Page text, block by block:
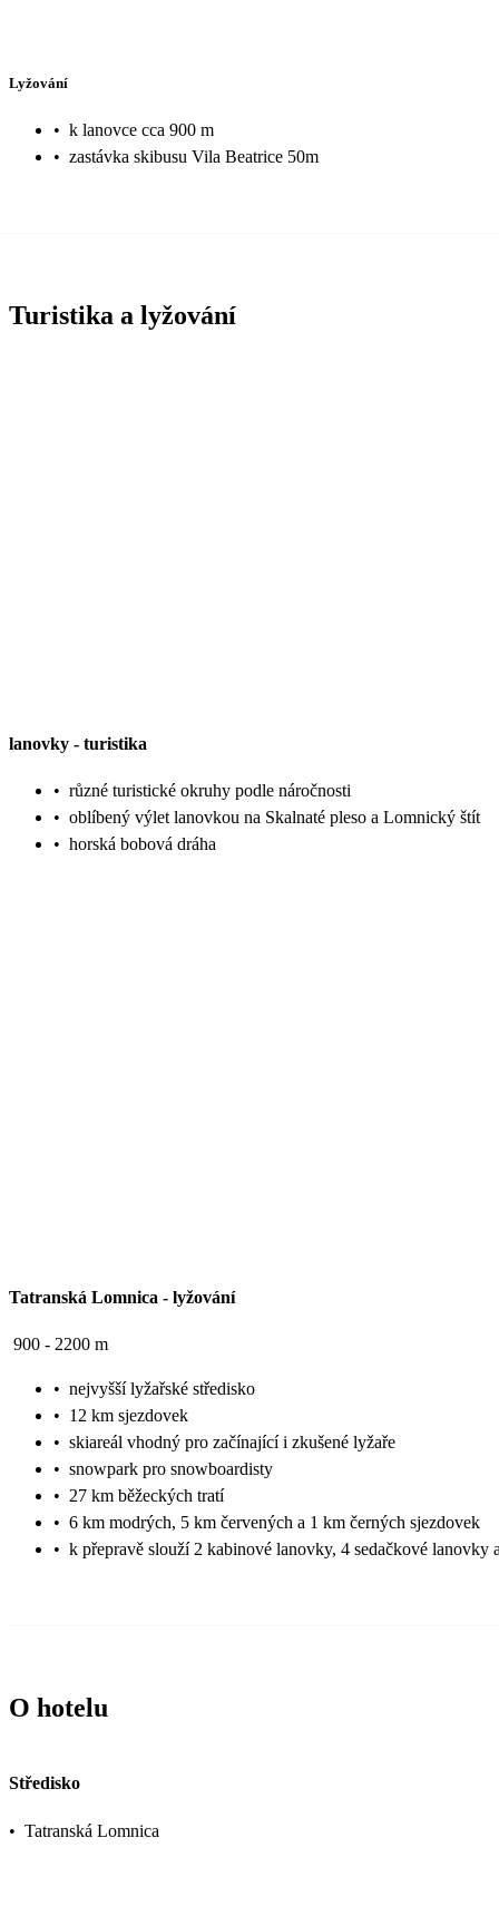
Lyžování
• k lanovce cca 900 m
• zastávka skibusu Vila Beatrice 50m
Turistika a lyžování
lanovky - turistika
• různé turistické okruhy podle náročnosti
• oblíbený výlet lanovkou na Skalnaté pleso a Lomnický štít
• horská bobová dráha
Tatranská Lomnica - lyžování
900 - 2200 m
• nejvyšší lyžařské středisko
• 12 km sjezdovek
• skiareál vhodný pro začínající i zkušené lyžaře
• snowpark pro snowboardisty
• 27 km běžeckých tratí
• 6 km modrých, 5 km červených a 1 km černých sjezdovek
• k přepravě slouží 2 kabinové lanovky, 4 sedačkové lanovky
O hotelu
Středisko
• Tatranská Lomnica